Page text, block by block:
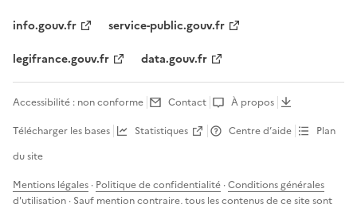
info.gouv.fr
service-public.gouv.fr
legifrance.gouv.fr
data.gouv.fr
Accessibilité : non conforme Contact
À propos
Télécharger les bases
Statistiques Centre d’aide
Plan
du site
Mentions légales · Politique de confidentialité ·Conditions générales
d'utilisation · Sauf mention contraire, tous les contenus de ce site sont